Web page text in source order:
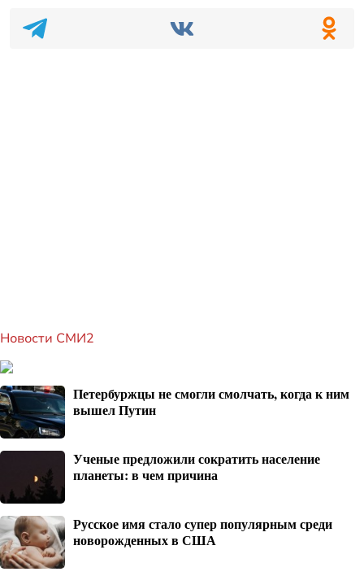
Новости СМИ2
Петербуржцы не смогли смолчать, когда к ним
вышел Путин
Ученые предложили сократить население
планеты: в чем причина
Русское имя стало супер популярным среди
новорожденных в США